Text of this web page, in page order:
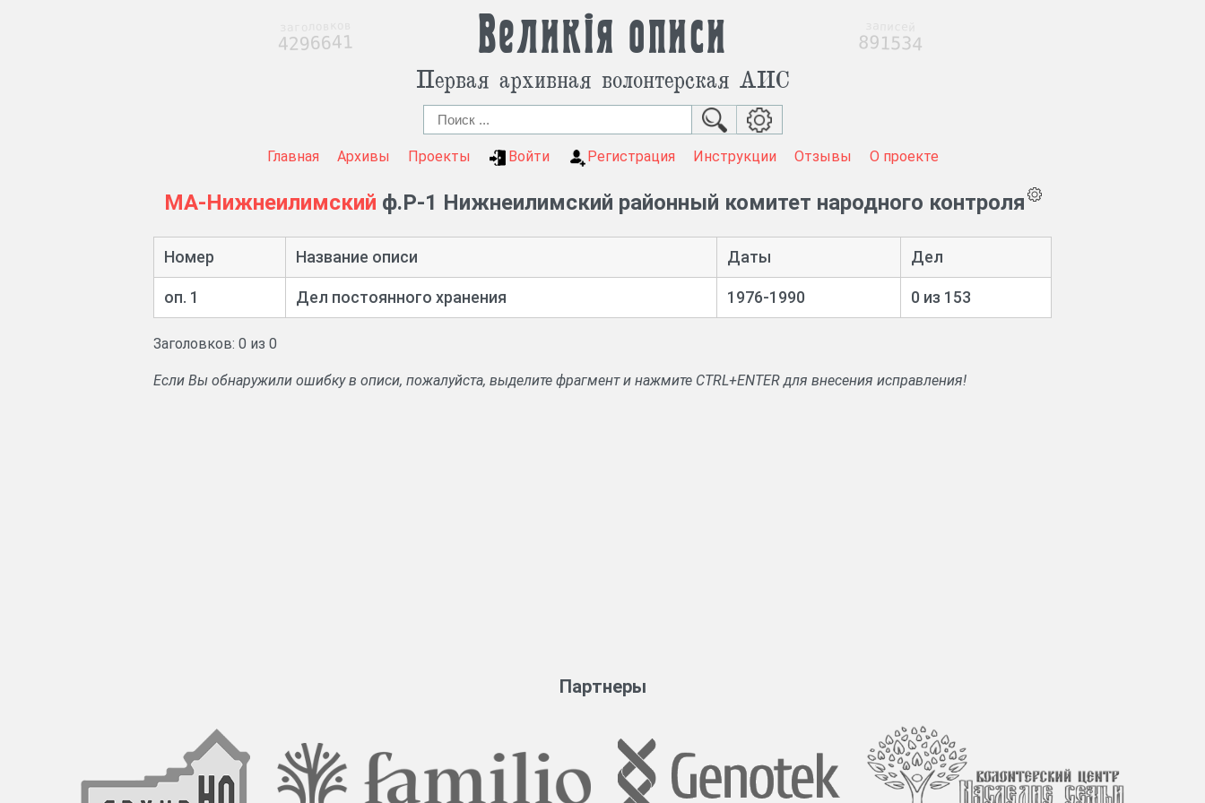
Великія описи
Первая архивная волонтерская АИС
Главная Архивы Проекты Войти Регистрация Инструкции Отзывы О проекте
МА-Нижнеилимский ф.Р-1 Нижнеилимский районный комитет народного контроля
Номер Название описи Даты Дел
оп. 1 Дел постоянного хранения 1976-1990 0 из 153
Заголовков: 0 из 0
Если Вы обнаружили ошибку в описи, пожалуйста, выделите фрагмент и нажмите CTRL+ENTER для внесения исправления!
Партнеры
4296641 891534